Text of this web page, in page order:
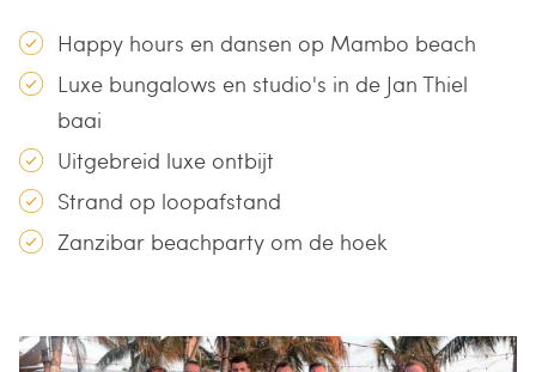
Happy hours en dansen op Mambo beach
Luxe bungalows en studio's in de Jan Thiel
baai
Uitgebreid luxe ontbijt
Strand op loopafstand
Zanzibar beachparty om de hoek